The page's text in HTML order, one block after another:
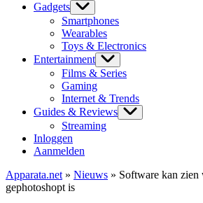
Gadgets
Smartphones
Wearables
Toys & Electronics
Entertainment
Films & Series
Gaming
Internet & Trends
Guides & Reviews
Streaming
Inloggen
Aanmelden
Apparata.net » Nieuws » Software kan zien
gephotoshopt is